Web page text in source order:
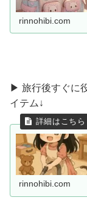
rinnohibi.com
▶ 旅行後すぐに
イテム↓
rinnohibi.com